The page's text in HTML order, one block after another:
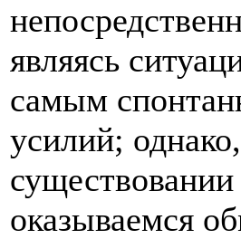
являясь
самым
усилий;
оказываемся